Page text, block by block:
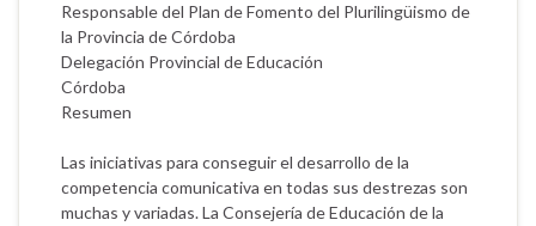
Responsable del Plan de Fomento del Plurilingüismo de
la Provincia de Córdoba
Delegación Provincial de Educación
Córdoba
Resumen
Las iniciativas para conseguir el desarrollo de la
competencia comunicativa en todas sus destrezas son
muchas y variadas. La Consejería de Educación de la